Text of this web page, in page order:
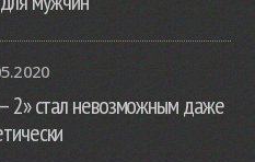
2» стал невозможным даже